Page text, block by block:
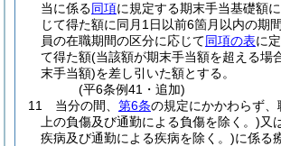
当に係る同項に規定する期末手当基礎額
じて得た額に同月1日以前6箇月以内の期
員の在職期間の区分に応じて同項の表に
て得た額(当該額が期末手当額を超える場
末手当額)を差し引いた額とする。
(平6条例41・追加)
11
当分の間、 第6条の規定にかかわらず、
上の負傷及び通勤による負傷を除く。)又
疾病及び通勤による疾病を除く。)に係る